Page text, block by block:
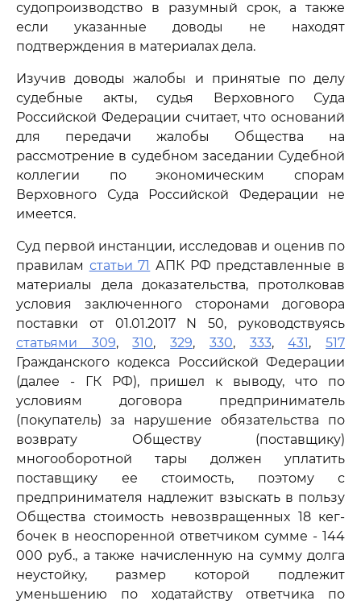
судопроизводство в разумный срок, а также
если указанные доводы не находят
подтверждения в материалах дела.
Изучив доводы жалобы и принятые по делу
судебные акты, судья Верховного Суда
Российской Федерации считает, что оснований
для передачи жалобы Общества на
рассмотрение в судебном заседании Судебной
коллегии по экономическим спорам
Верховного Суда Российской Федерации не
имеется.
Суд первой инстанции, исследовав и оценив по
правилам статьи 71 АПК РФ представленные в
материалы дела доказательства, протолковав
условия заключенного сторонами договора
поставки от 01.01.2017 N 50, руководствуясь
статьями 309,310,329, 330, 333,431,517
Гражданского кодекса Российской Федерации
(далее - ГК РФ), пришел к выводу, что по
условиям договора предприниматель
(покупатель) за нарушение обязательства по
возврату Обществу (поставщику)
многооборотной тары должен уплатить
поставщику ее стоимость, поэтому с
предпринимателя надлежит взыскать в пользу
Общества стоимость невозвращенных 18 кег-
бочек в неоспоренной ответчиком сумме - 144
000 руб., а также начисленную на сумму долга
неустойку, размер которой подлежит
уменьшению по ходатайству ответчика по